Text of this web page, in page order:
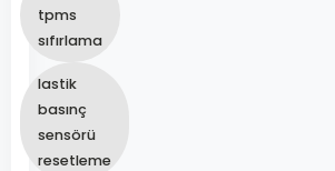
tpms
sıfırlama
lastik
basınç
sensörü
resetleme